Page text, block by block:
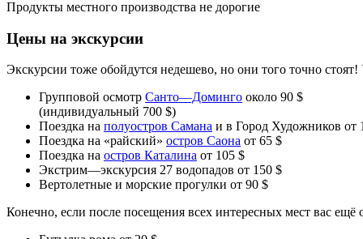
Продукты местного производства не дорогие
Цены на экскурсии
Экскурсии тоже обойдутся недешево, но они того точно
Групповой осмотр Санто—Доминго около 90 $
(индивидуальный 700 $)
Поездка на полуостров Самана и в Город Художников от
Поездка на «райский» остров Саона от 65 $
Поездка на остров Каталина от 105 $
Экстрим—экскурсия 27 водопадов от 150 $
Вертолетные и морские прогулки от 90 $
Конечно, если после посещения всех интересных мест вас ещё